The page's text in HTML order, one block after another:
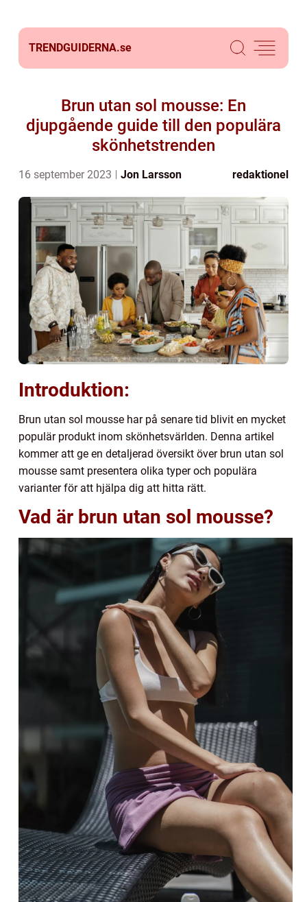
TRENDGUIDERNA.se
Brun utan sol mousse: En
djupgående guide till den populära
skönhetstrenden
16 september 2023 Jon Larsson redaktionel
Introduktion:
Brun utan sol mousse har på senare tid blivit en mycket
populär produkt inom skönhetsvärlden. Denna artikel
kommer att ge en detaljerad översikt över brun utan sol
mousse samt presentera olika typer och populära
varianter för att hjälpa dig att hitta rätt.
Vad är brun utan sol mousse?